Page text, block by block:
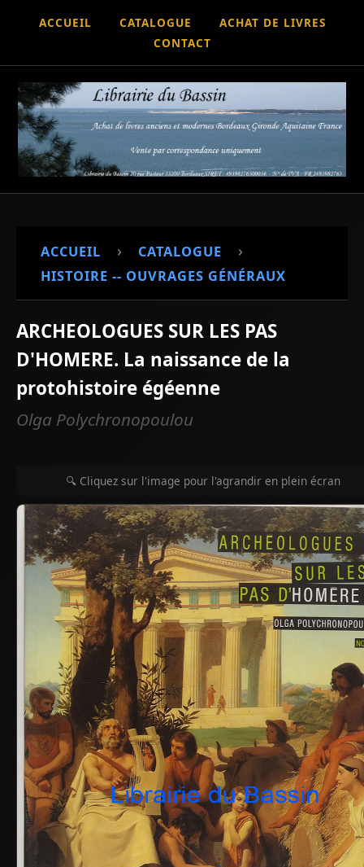
ACCUEIL CATALOGUE
ACHAT DE LIVRES
CONTACT
ACCUEIL › CATALOGUE ›
HISTOIRE -- OUVRAGES GÉNÉRAUX
ARCHEOLOGUES SUR LES PAS
D'HOMERE. La naissance de la
protohistoire égéenne
Olga Polychronopoulou
🔍 Cliquez sur l'image pour l'agrandir en plein écran